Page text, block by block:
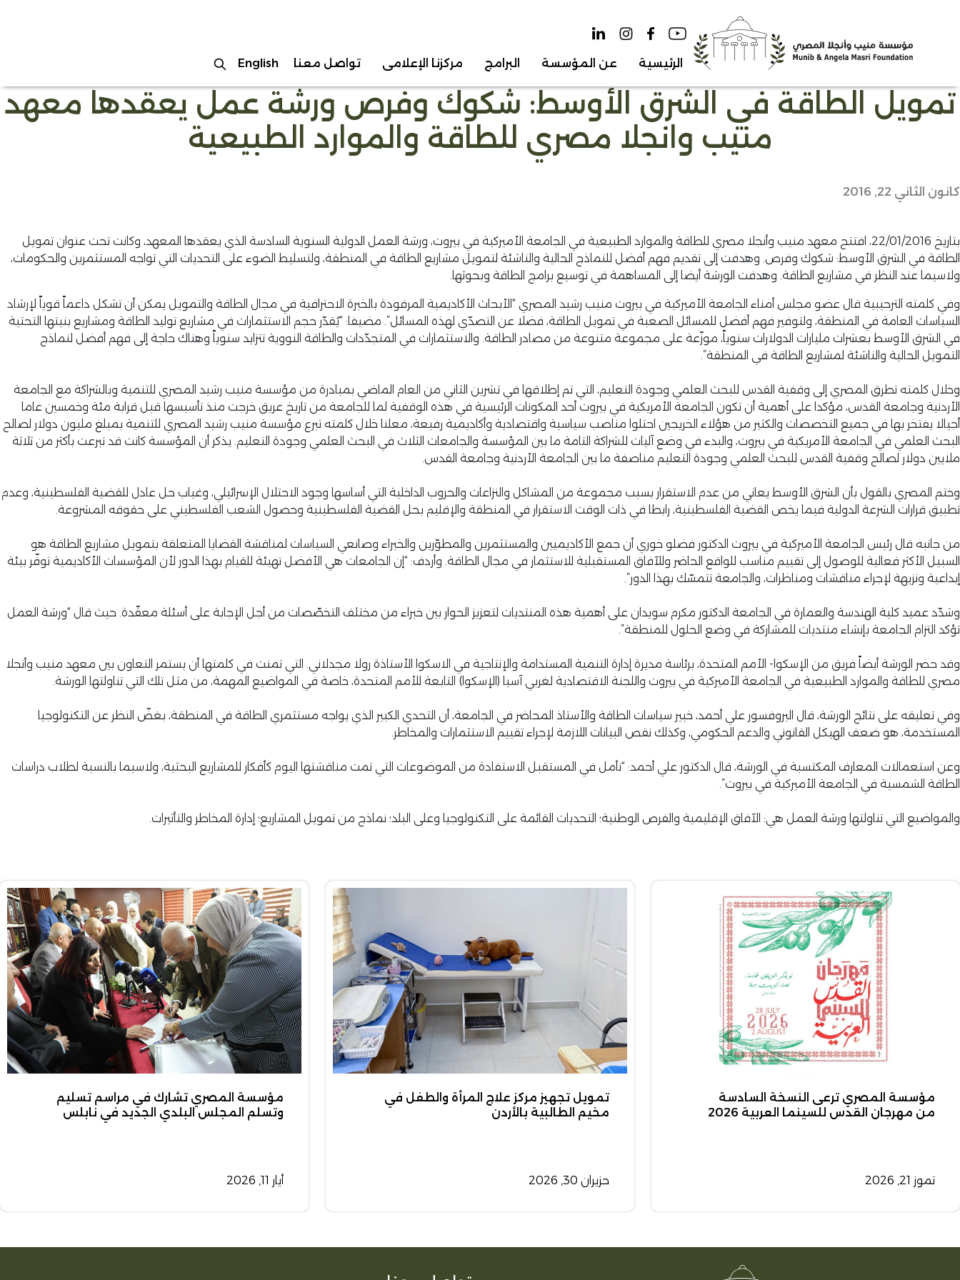
الرئيسية
عن المؤسسة البرامج مركزنا الإعلامي تواصل معنا English
تمويل الطاقة في الشرق الأوسط: شكوك وفرص ورشة عمل يعقدها معهد
منيب وانجلا مصري للطاقة والموارد الطبيعية
كانون الثاني 22, 2016
بتاريخ 22/01/2016، افتتح معهد منيب وأنجلا مصري للطاقة والموارد الطبيعية في الجامعة الأميركية في بيروت، ورشة العمل الدولية السنوية السادسة الذي يعقدها المعهد، وكانت تحت عنوان تمويل
الطاقة في الشرق الأوسط: شكوك وفرص. وهدفت إلى تقديم فهم أفضل للنماذج الحالية والناشئة لتمويل مشاريع الطاقة في المنطقة، ولتسليط الضوء على التحديات التي تواجه المستثمرين والحكومات،
ولاسيما عند النظر في مشاريع الطاقة. وهدفت الورشة أيضا إلى المساهمة في توسيع برامج الطاقة وبحوثها.
وفي كلمته الترحيبية قال عضو مجلس أمناء الجامعة الأميركية في بيروت منيب رشيد المصري “الأبحاث الأكاديمية المرفودة بالخبرة الاحترافية في مجال الطاقة والتمويل يمكن أن تشكل داعماً قوياً لإرشاد
السياسات العامة في المنطقة، ولتوفير فهم أفضل للمسائل الصعبة في تمويل الطاقة، فضلا عن التصدّي لهذه المسائل”. مضيفا: “يُقدّر حجم الاستثمارات في مشاريع توليد الطاقة ومشاريع بنيتها التحتية
في الشرق الأوسط بعشرات مليارات الدولارات سنوياً، موزّعة على مجموعة متنوعة من مصادر الطاقة. والاستثمارات في المتجدّدات والطاقة النووية تتزايد سنوياً وهناك حاجة إلى فهم أفضل لنماذج
التمويل الحالية والناشئة لمشاريع الطاقة في المنطقة”.
وخلال كلمته تطرق المصري إلى وقفية القدس للبحث العلمي وجودة التعليم، التي تم إطلاقها في تشرين الثاني من العام الماضي بمبادرة من مؤسسة منيب رشيد المصري للتنمية وبالشراكة مع الجامعة
الأردنية وجامعة القدس، مؤكدا على أهمية أن تكون الجامعة الأمريكية في بيروت أحد المكونات الرئيسية في هذه الوقفية لما للجامعة من تاريخ عريق خرجت منذ تأسيسها قبل قرابة مئة وخمسين عاما
أجيالا يفتخر بها في جميع التخصصات والكثير من هؤلاء الخريجين احتلوا مناصب سياسية واقتصادية وأكاديمية رفيعة، معلنا خلال كلمته تبرع مؤسسة منيب رشيد المصري للتنمية بمبلغ مليون دولار لصالح
البحث العلمي في الجامعة الأمريكية في بيروت، والبدء في وضع آليات للشراكة التامة ما بين المؤسسة والجامعات الثلاث في البحث العلمي وجودة التعليم. يذكر أن المؤسسة كانت قد تبرعت بأكثر من ثلاثة
ملايين دولار لصالح وقفية القدس للبحث العلمي وجودة التعليم مناصفة ما بين الجامعة الأردنية وجامعة القدس.
وختم المصري بالقول بأن الشرق الأوسط يعاني من عدم الاستقرار بسبب مجموعة من المشاكل والنزاعات والحروب الداخلية التي أساسها وجود الاحتلال الإسرائيلي، وغياب حل عادل للقضية الفلسطينية، وعدم
تطبيق قرارات الشرعة الدولية فيما يخص القضية الفلسطينية، رابطا في ذات الوقت الاستقرار في المنطقة والإقليم بحل القضية الفلسطينية وحصول الشعب الفلسطيني على حقوقه المشروعة.
من جانبه قال رئيس الجامعة الأميركية في بيروت الدكتور فضلو خوري أن جمع الأكاديميين والمستثمرين والمطوّرين والخبراء وصانعي السياسات لمناقشة القضايا المتعلقة بتمويل مشاريع الطاقة هو
السبيل الأكثر فعالية للوصول إلى تقييم مناسب للواقع الحاضر وللآفاق المستقبلية للاستثمار في مجال الطاقة. وأردف: “إن الجامعات هي الأفضل تهيئة للقيام بهذا الدور لأن المؤسسات الأكاديمية توفّر بيئة
إبداعية ونزيهة لإجراء مناقشات ومناظرات، والجامعة تتمسّك بهذا الدور”.
وشدّد عميد كلية الهندسة والعمارة في الجامعة الدكتور مكرم سويدان على أهمية هذه المنتديات لتعزيز الحوار بين خبراء من مختلف التخصّصات من أجل الإجابة على أسئلة معقّدة. حيث قال “ورشة العمل
تؤكد التزام الجامعة بإنشاء منتديات للمشاركة في وضع الحلول للمنطقة”.
وقد حضر الورشة أيضاً فريق من الإسكوا- الأمم المتحدة، برئاسة مديرة إدارة التنمية المستدامة والإنتاجية في الاسكوا الأستاذة رولا مجدلاني. التي تمنت في كلمتها أن يستمر التعاون بين معهد منيب وأنجلا
مصري للطاقة والموارد الطبيعية في الجامعة الأميركية في بيروت واللجنة الاقتصادية لغربي آسيا (الإسكوا) التابعة للأمم المتحدة، خاصة في المواضيع المهمة، من مثل تلك التي تناولتها الورشة.
وفي تعليقه على نتائج الورشة، قال البروفسور علي أحمد، خبير سياسات الطاقة والأستاذ المحاضر في الجامعة، أن التحدي الكبير الذي يواجه مستثمري الطاقة في المنطقة، بغضّ النظر عن التكنولوجيا
المستخدمة، هو ضعف الهيكل القانوني والدعم الحكومي، وكذلك نقص البيانات اللازمة لإجراء تقييم الاستثمارات والمخاطر.
وعن استعمالات المعارف المكتسبة في الورشة، قال الدكتور علي أحمد: “نأمل في المستقبل الاستفادة من الموضوعات التي تمت مناقشتها اليوم كأفكار للمشاريع البحثية، ولاسيما بالنسبة لطلاب دراسات
الطاقة الشمسية في الجامعة الأميركية في بيروت”.
والمواضيع التي تناولتها ورشة العمل هي: الآفاق الإقليمية والفرص الوطنية؛ التحديات القائمة على التكنولوجيا وعلى البلد؛ نماذج من تمويل المشاريع؛ إدارة المخاطر والتأثيرات.
مؤسسة المصري ترعى النسخة السادسة
من مهرجان القدس للسينما العربية 2026
تموز 21, 2026
تمويل تجهيز مركز علاج المرأة والطفل في
مخيم الطالبية بالأردن
حزيران 30, 2026
مؤسسة المصري تشارك في مراسم تسليم
وتسلم المجلس البلدي الجديد في نابلس
أيار 11, 2026